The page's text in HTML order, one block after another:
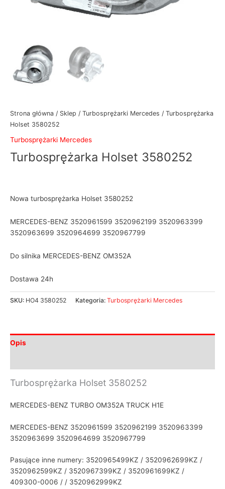
Strona główna / Sklep / Turbosprężarki Mercedes / Turbosprężarka
Holset 3580252
Turbosprężarki Mercedes
Turbosprężarka Holset 3580252
Nowa turbosprężarka Holset 3580252
MERCEDES-BENZ 3520961599 3520962199 3520963399
3520963699 3520964699 3520967799
Do silnika MERCEDES-BENZ OM352A
Dostawa 24h
SKU: HO4 3580252 Kategoria: Turbosprężarki Mercedes
Opis
Turbosprężarka Holset 3580252
MERCEDES-BENZ TURBO OM352A TRUCK H1E
MERCEDES-BENZ 3520961599 3520962199 3520963399
3520963699 3520964699 3520967799
Pasujące inne numery: 3520965499KZ / 3520962699KZ /
3520962599KZ / 3520967399KZ / 3520961699KZ /
409300-0006 / / 3520962999KZ